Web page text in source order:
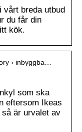
vårt breda utbud
du får din
kök.
› inbyggba…
som ska
eftersom Ikeas
är urvalet av